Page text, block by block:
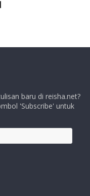
baru di reisha.net?
'Subscribe' untuk